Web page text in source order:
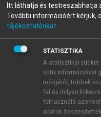
fiókoddal,vagy
A regisztráció után a
BELÉPÉS SAJÁT
ÚJ FIÓK
1 óra díjmentes
Itt láthatja és testreszabhatja
További információért kérjük,
tájékoztatónkat
STATISZTIKA
A statisztikai sütiket
sütik információkat
módjáról, többek
fel és milyen
felhasználó
adatok